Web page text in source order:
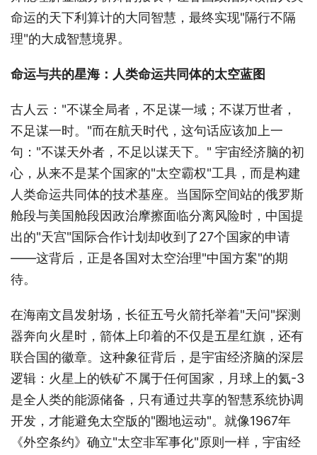
命运的天下利算计的大同智慧，最终实现"隔行不隔
理"的大成智慧境界。
命运与共的星海：人类命运共同体的太空蓝图
古人云："不谋全局者，不足谋一域；不谋万世者，
不足谋一时。"而在航天时代，这句话应该加上一
句："不谋天外者，不足以谋天下。" 宇宙经济脑的初
心，从来不是某个国家的"太空霸权"工具，而是构建
人类命运共同体的技术基座。当国际空间站的俄罗斯
舱段与美国舱段因政治摩擦面临分离风险时，中国提
出的"天宫"国际合作计划却收到了27个国家的申请
——这背后，正是各国对太空治理"中国方案"的期
待。
在海南文昌发射场，长征五号火箭托举着"天问"探测
器奔向火星时，箭体上印着的不仅是五星红旗，还有
联合国的徽章。这种象征背后，是宇宙经济脑的深层
逻辑：火星上的铁矿不属于任何国家，月球上的氦-3
是全人类的能源储备，只有通过共享的智慧系统协调
开发，才能避免太空版的"圈地运动"。就像1967年
《外空条约》确立"太空非军事化"原则一样，宇宙经